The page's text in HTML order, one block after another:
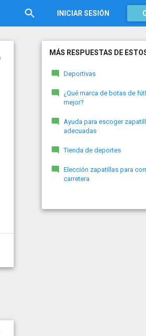
INICIAR SESIÓN
MÁS RESPUESTAS DE
Deportivas
¿Qué marca de botas de
mejor?
Ayuda para escoger
adecuadas
Tienda de deportes
Elección zapatillas para
carretera